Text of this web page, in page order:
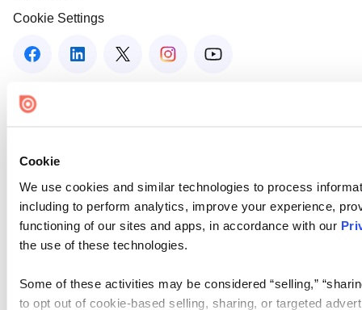
Cookie
We use cookies and similar technologies to process
including to perform analytics, improve your experience,
functioning of our sites and apps, in accordance with our
the use of these technologies.
Some of these activities may be considered “selling,”
to opt out of cookie-based selling, sharing, or targeted
Cookie Settings